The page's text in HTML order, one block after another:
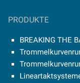
PRODUKTE
BREAKING THE